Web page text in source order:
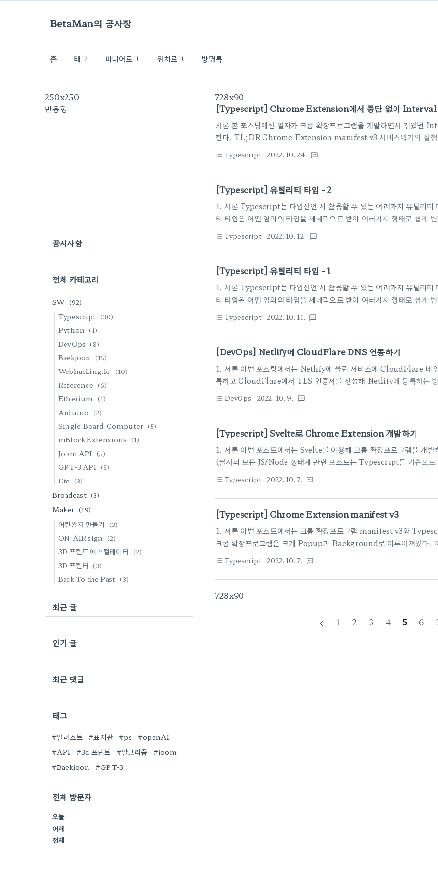
BetaMan의 공사장
홈 태그 미디어로그 위치로그 방명록
728x90
[Typescript] Chrome Extension에서 중단 없이 Interval
서론 본 포스팅에선 필자가 크롬 확장프로그램을 개발하면서 겪었던
한다. TL;DR Chrome Extension manifest v3 서비스워커의 실행
onAlram.addListener()의 사용을 권장한다.
단순히 알람의 이름과 시간간격만을 지정할 수 있기 때문에
로 넘겨줄 수 없다. 그래서 Alram 별로 ID나 태그 등의 serialize가
람의 이름을 "..
format_list_bulleted Typescript · 2022. 10. 24. textsms
[Typescript] 유틸리티 타입 - 2
1. 서론 Typescript는 타입선언 시 활용할 수 있는 여러가지 유틸리티
티 타입은 어떤 임의의 타입을 제네릭으로 받아 여러가지 형태로 쉽게
는 현재(2022.10.11 기준)까지 22가지 유틸리티 타입을 제공한다. 종
나누어 작성하려고 한다. 본 포스트는 이전 포스트에서 다루지 않은 나
다. 이전 포스트 바로가기 [Typescript] 유틸리티 타입 - 1 1. 서론
있는 여러가지 유틸리티 타입이라는 것을 제공한다. 유..
format_list_bulleted Typescript · 2022. 10. 12. textsms
[Typescript] 유틸리티 타입 - 1
1. 서론 Typescript는 타입선언 시 활용할 수 있는 여러가지 유틸리티
티 타입은 어떤 임의의 타입을 제네릭으로 받아 여러가지 형태로 쉽게
는 현재(2022.10.11 기준)까지 22가지 유틸리티 타입을 제공한다. 종
나누어 작성하려고 한다. 본 포스트는 Typescript 공식 레퍼런스를 참
Documentation - Utility Types Types which are globally
www.typescriptlang.org 2. ..
format_list_bulleted Typescript · 2022. 10. 11. textsms
[DevOps] Netlify에 CloudFlare DNS 연동하기
1. 서론 이번 포스팅에서는 Netlify에 올린 서비스에 CloudFlare 네
록하고 CloudFlare에서 TLS 인증서를 생성해 Netlify에 등록하는
능들을 활용하기 위해서는 Netlify에 CloudFlare 네임서버를 등록한
있다. 2. 자신의 도메인에 CloudFlare 연결 도메인을 구매한 사이트
있는 대시보드를 제공한다. 이 설정 메뉴를 통해 도메인의 네임서버
문자열}.ns.cloudflare.com으..
format_list_bulleted DevOps · 2022. 10. 9. textsms
[Typescript] Svelte로 Chrome Extension 개발하기
1. 서론 이번 포스트에서는 Svelte를 이용해 크롬 확장프로그램을 개
(필자의 모든 JS/Node 생태계 관련 포스트는 Typescript를 기준으
장프로그램과 Typescript 활용 방법에 관한 내용이다.
v3 1. 서론 이번 포스트에서는 크롬 확장프로그램 manifest v3와
다. 크롬 확장프로그램은 크게 Popup과 Background로 이루어져있
Frontend blo..
format_list_bulleted Typescript · 2022. 10. 7. textsms
[Typescript] Chrome Extension manifest v3
1. 서론 이번 포스트에서는 크롬 확장프로그램 manifest v3와
크롬 확장프로그램은 크게 Popup과 Background로 이루어져있다.
Popup과 Background가 서로 통신하며 API에서 제공하는 기능들
킬 수 있는 확장 프로그램을 개발할 수 있다. (필자의 모든 JS/Node
기준으로 설명한다. Typescript를 생활화하자.) 2. manifest v2
format_list_bulleted Typescript · 2022. 10. 7. textsms
728x90
navigate_before 1 2 3 4 5 6
250x250
반응형
공지사항
전체 카테고리
SW (92)
Typescript (30)
Python (1)
DevOps (8)
Baekjoon (15)
Webhacking.kr (10)
Reference (6)
Etherium (1)
Arduino (2)
Single-Board-Computer (5)
mBlock Extensions (1)
Joom API (5)
GPT-3 API (5)
Etc (3)
Broadcast (3)
Maker (19)
어린왕자 만들기 (3)
ON-AIR sign (2)
3D 프린트 에스컬레이터 (2)
3D 프린터 (3)
Back To the Past (3)
최근 글
인기 글
최근 댓글
태그
#일러스트 #표지판 #ps
#openAI
#API
#3d 프린트 #알고리즘
#joom
#Baekjoon
#GPT-3
전체 방문자
오늘
어제
전체